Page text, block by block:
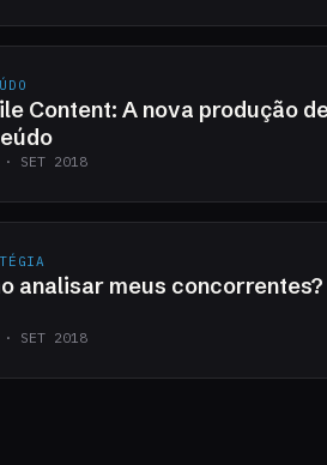
Content: A nova produção
SET 2018
analisar meus concorrentes?
SET 2018